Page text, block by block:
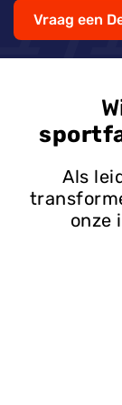
Vraag een
Als
onze